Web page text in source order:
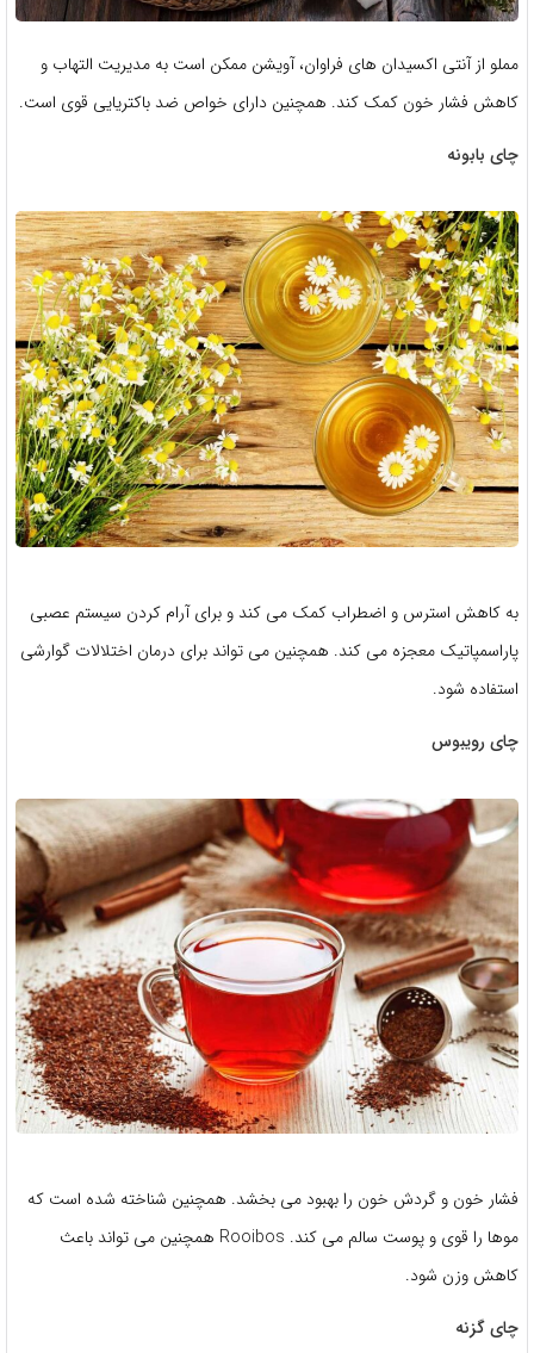
مملو از آنتی اکسیدان های فراوان، آویشن ممکن است به مدیریت التهاب و
کاهش فشار خون کمک کند. همچنین دارای خواص ضد باکتریایی قوی است.
چای بابونه
به کاهش استرس و اضطراب کمک می کند و برای آرام کردن سیستم عصبی
پاراسمپاتیک معجزه می کند. همچنین می تواند برای درمان اختلالات گوارشی
استفاده شود.
چای رویبوس
فشار خون و گردش خون را بهبود می بخشد. همچنین شناخته شده است که
موها را قوی و پوست سالم می کند. Rooibos همچنین می تواند باعث
کاهش وزن شود.
چای گزنه